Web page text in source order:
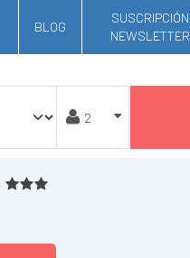
BLOG
SUSCRIPCIÓN
NEWSLETTER